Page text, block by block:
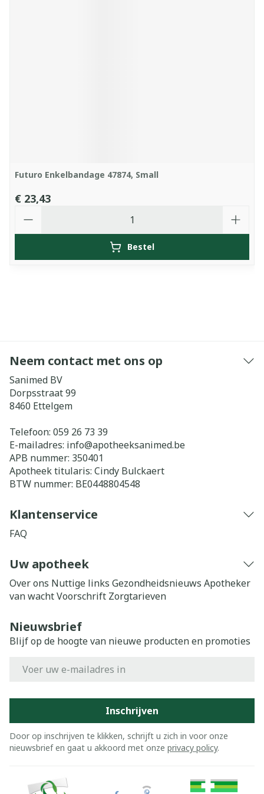
Futuro Enkelbandage 47874, Small
€ 23,43
Bestel
Neem contact met ons op
Sanimed BV
Dorpsstraat 99
8460 Ettelgem
Telefoon: 059 26 73 39
E-mailadres: info@apotheeksanimed.be
APB nummer: 350401
Apotheek titularis: Cindy Bulckaert
BTW nummer: BE0448804548
Klantenservice
FAQ
Uw apotheek
Over ons Nuttige links Gezondheidsnieuws Apotheker
van wachtVoorschrift Zorgtarieven
Nieuwsbrief
Blijf op de hoogte van nieuwe producten en promoties
Inschrijven
Door op inschrijven te klikken, schrijft u zich in voor onze
nieuwsbrief en gaat u akkoord met onze privacy policy.